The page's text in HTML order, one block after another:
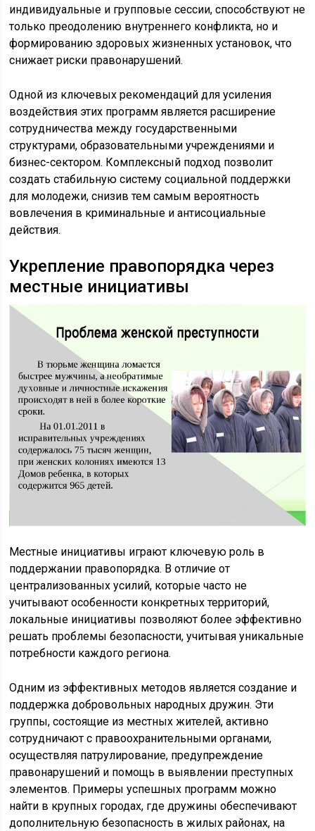
индивидуальные и групповые сессии, способствуют не
только преодолению внутреннего конфликта, но и
формированию здоровых жизненных установок, что
снижает риски правонарушений.
Одной из ключевых рекомендаций для усиления
воздействия этих программ является расширение
сотрудничества между государственными
структурами, образовательными учреждениями и
бизнес-сектором. Комплексный подход позволит
создать стабильную систему социальной поддержки
для молодежи, снизив тем самым вероятность
вовлечения в криминальные и антисоциальные
действия.
Укрепление правопорядка через
местные инициативы
Местные инициативы играют ключевую роль в
поддержании правопорядка. В отличие от
централизованных усилий, которые часто не
учитывают особенности конкретных территорий,
локальные инициативы позволяют более эффективно
решать проблемы безопасности, учитывая уникальные
потребности каждого региона.
Одним из эффективных методов является создание и
поддержка добровольных народных дружин. Эти
группы, состоящие из местных жителей, активно
сотрудничают с правоохранительными органами,
осуществляя патрулирование, предупреждение
правонарушений и помощь в выявлении преступных
элементов. Примеры успешных программ можно
найти в крупных городах, где дружины обеспечивают
дополнительную безопасность в жилых районах, на